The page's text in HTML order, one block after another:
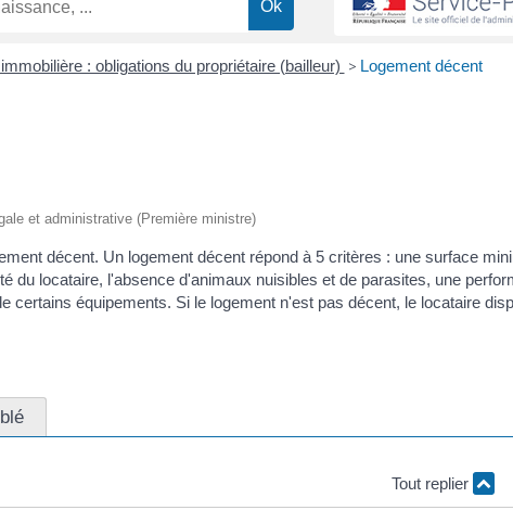
: obligations du propriétaire (bailleur) > Logement décent
et administrative (Première ministre)
décent. Un logement décent répond à 5 critères : une surface
du locataire, l'absence d'animaux nuisibles et de parasites, une
certains équipements. Si le logement n'est pas décent, le locataire
Tout replier